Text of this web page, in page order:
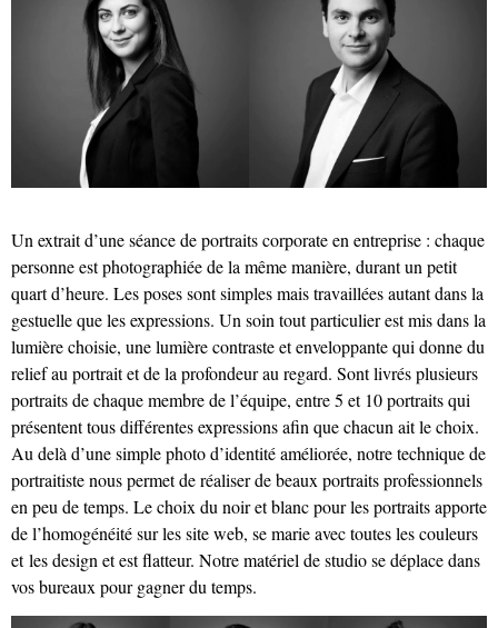
Un extrait d’une séance de portraits corporate en entreprise : chaque
personne est photographiée de la même manière, durant un petit
quart d’heure. Les poses sont simples mais travaillées autant dans la
gestuelle que les expressions. Un soin tout particulier est mis dans la
lumière choisie, une lumière contraste et enveloppante qui donne du
relief au portrait et de la profondeur au regard. Sont livrés plusieurs
portraits de chaque membre de l’équipe, entre 5 et 10 portraits qui
présentent tous différentes expressions afin que chacun ait le choix.
Au delà d’une simple photo d’identité améliorée, notre technique de
portraitiste nous permet de réaliser de beaux portraits professionnels
en peu de temps. Le choix du noir et blanc pour les portraits apporte
de l’homogénéité sur les site web, se marie avec toutes les couleurs
et les design et est flatteur. Notre matériel de studio se déplace dans
vos bureaux pour gagner du temps.